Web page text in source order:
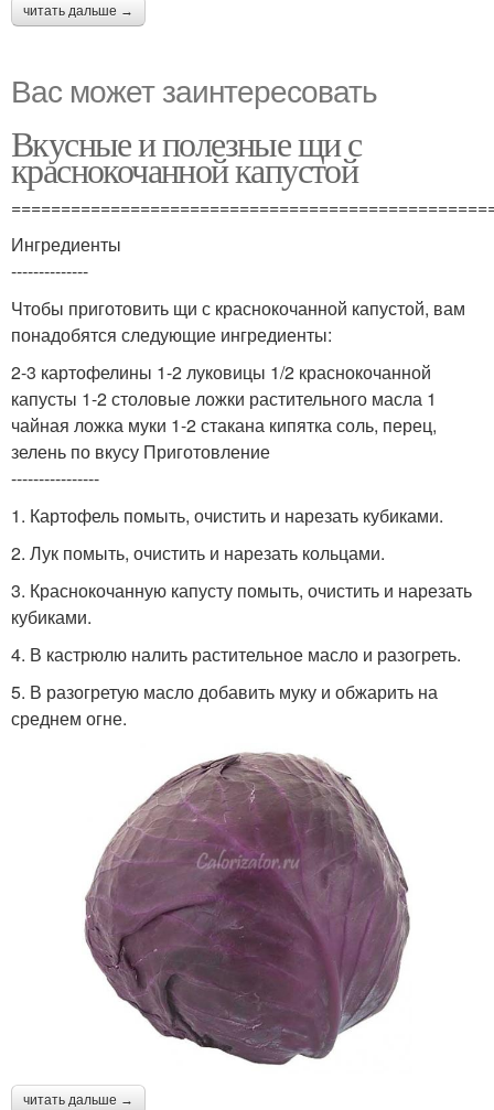
читать дальше →
Вас может заинтересовать
Вкусные и полезные щи с
краснокочанной капустой
Ингредиенты
--------------
Чтобы приготовить щи с краснокочанной капустой, вам
понадобятся следующие ингредиенты:
2-3 картофелины 1-2 луковицы 1/2 краснокочанной
капусты 1-2 столовые ложки растительного масла 1
чайная ложка муки 1-2 стакана кипятка соль, перец,
зелень по вкусу Приготовление
----------------
1. Картофель помыть, очистить и нарезать кубиками.
2. Лук помыть, очистить и нарезать кольцами.
3. Краснокочанную капусту помыть, очистить и нарезать
кубиками.
4. В кастрюлю налить растительное масло и разогреть.
5. В разогретую масло добавить муку и обжарить на
среднем огне.
читать дальше →